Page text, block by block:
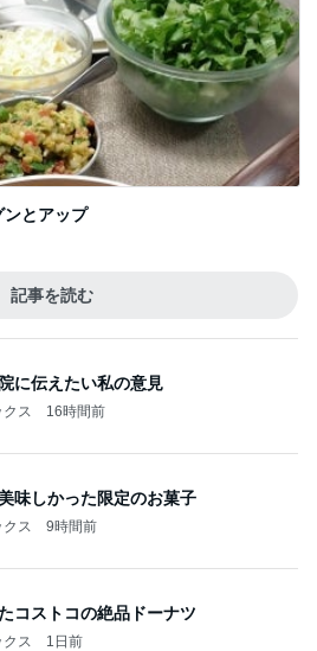
ンとアップ
記事を読む
に伝えたい私の意見
ス 16時間前
味しかった限定のお菓子
ス 9時間前
コストコの絶品ドーナツ
ス 1日前